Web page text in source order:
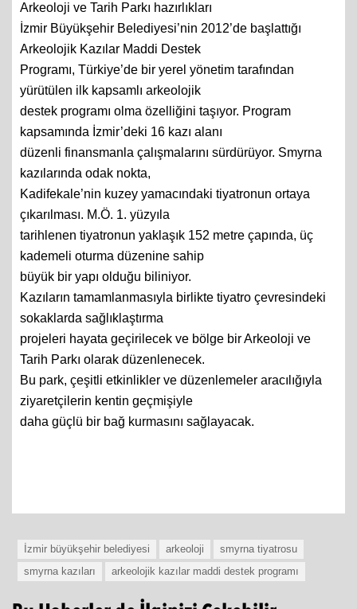
Arkeoloji ve Tarih Parkı hazırlıkları
İzmir Büyükşehir Belediyesi’nin 2012’de başlattığı
Arkeolojik Kazılar Maddi Destek
Programı, Türkiye’de bir yerel yönetim tarafından
yürütülen ilk kapsamlı arkeolojik
destek programı olma özelliğini taşıyor. Program
kapsamında İzmir’deki 16 kazı alanı
düzenli finansmanla çalışmalarını sürdürüyor. Smyrna
kazılarında odak nokta,
Kadifekale’nin kuzey yamacındaki tiyatronun ortaya
çıkarılması. M.Ö. 1. yüzyıla
tarihlenen tiyatronun yaklaşık 152 metre çapında, üç
kademeli oturma düzenine sahip
büyük bir yapı olduğu biliniyor.
Kazıların tamamlanmasıyla birlikte tiyatro çevresindeki
sokaklarda sağlıklaştırma
projeleri hayata geçirilecek ve bölge bir Arkeoloji ve
Tarih Parkı olarak düzenlenecek.
Bu park, çeşitli etkinlikler ve düzenlemeler aracılığıyla
ziyaretçilerin kentin geçmişiyle
daha güçlü bir bağ kurmasını sağlayacak.
İzmir büyükşehir belediyesi arkeoloji
smyrna tiyatrosu
smyrna kazıları
arkeolojik kazılar maddi destek programı